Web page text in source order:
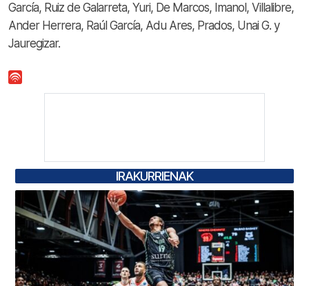
García, Ruiz de Galarreta, Yuri, De Marcos, Imanol, Villalibre,
Ander Herrera, Raúl García, Adu Ares, Prados, Unai G. y
Jauregizar.
IRAKURRIENAK